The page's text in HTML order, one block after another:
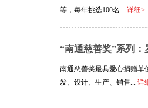
等，每年挑选100名... 详细>
“南通慈善奖”系列
南通慈善奖最具爱心捐赠
发、设计、生产、销售... 详